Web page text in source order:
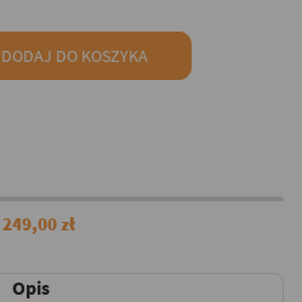
DODAJ DO KOSZYKA
249,00 zł
Opis